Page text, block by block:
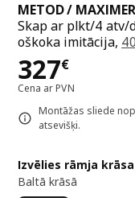
METOD /
Skap ar plkt/4 atv/
oškoka imitācija,
327€
Cena 327€
Cena ar PVN
Montāžas sliede
atsevišķi.
Izvēlies rāmja krāsa
Baltā krāsā